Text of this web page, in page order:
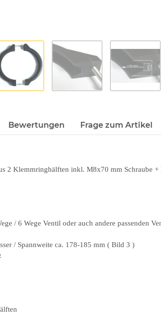
Bewertungen Frage zum Artikel
2 Klemmringhälften inkl. M8x70 mm Schraube
/ 6 Wege Ventil oder auch andere passenden
/ Spannweite ca. 178-185 mm ( Bild 3 )